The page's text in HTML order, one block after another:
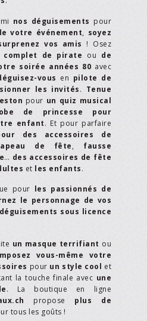
nos déguisements pour
votre événement, soyez
vos amis ! Osez
complet de pirate ou de
soirée années 80 avec
vous en pilote de
les invités. Tenue
pour un quiz musical
de princesse pour
enfant. Et pour parfaire
des accessoires de
de fête, fausse
… des accessoires de fête
et les enfants.
pour les passionnés de
le personnage de vos
sous licence
un masque terrifiant ou
vous-même votre
pour un style cool et
la touche finale avec une
. La boutique en ligne
propose plus de
tous les goûts !